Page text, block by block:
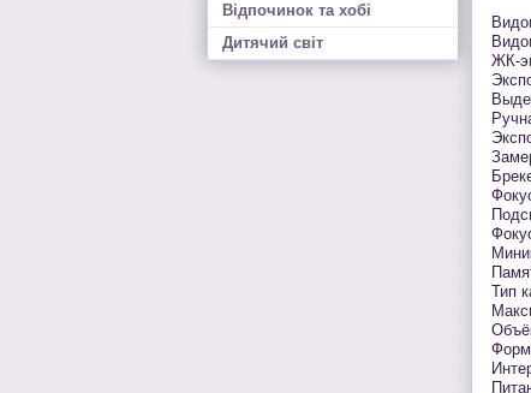
Відпочинок та хобі
Дитячий світ
ЖК-
Тип